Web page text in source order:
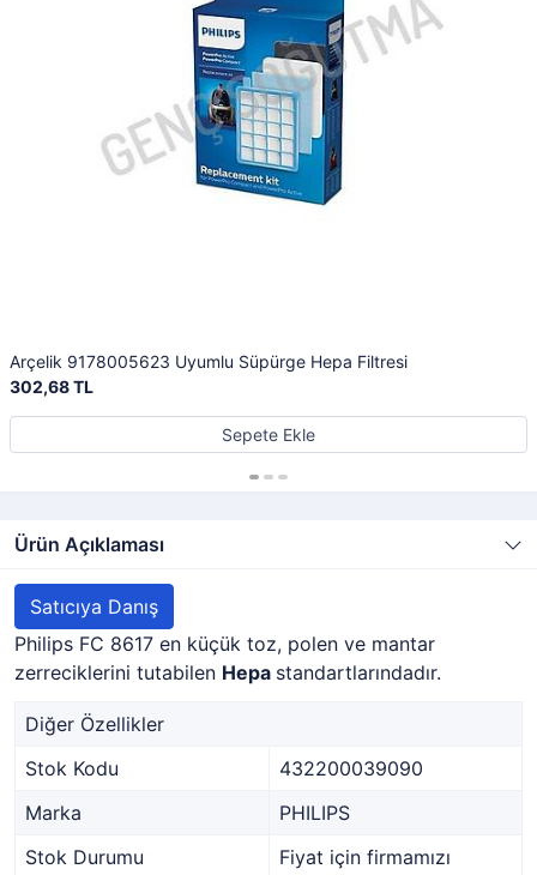
Arçelik 9178005623 Uyumlu Süpürge Hepa Filtresi
302,68 TL
Sepete Ekle
Ürün Açıklaması
Satıcıya Danış
Philips FC 8617 en küçük toz, polen ve mantar
zerreciklerini tutabilen Hepa standartlarındadır.
Diğer Özellikler
Stok Kodu
432200039090
Marka
PHILIPS
Stok Durumu
Fiyat için firmamızı